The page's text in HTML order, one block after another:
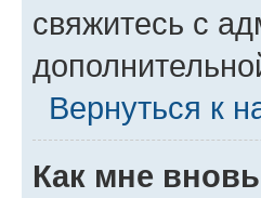
свяжитесь с
Вернуться к
Как мне